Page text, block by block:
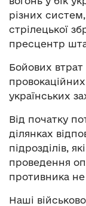
різних
стрілецької
пресцентр
Бойових втрат
українських
Від початку
ділянках
підрозділів,
проведення
противника не
Наші